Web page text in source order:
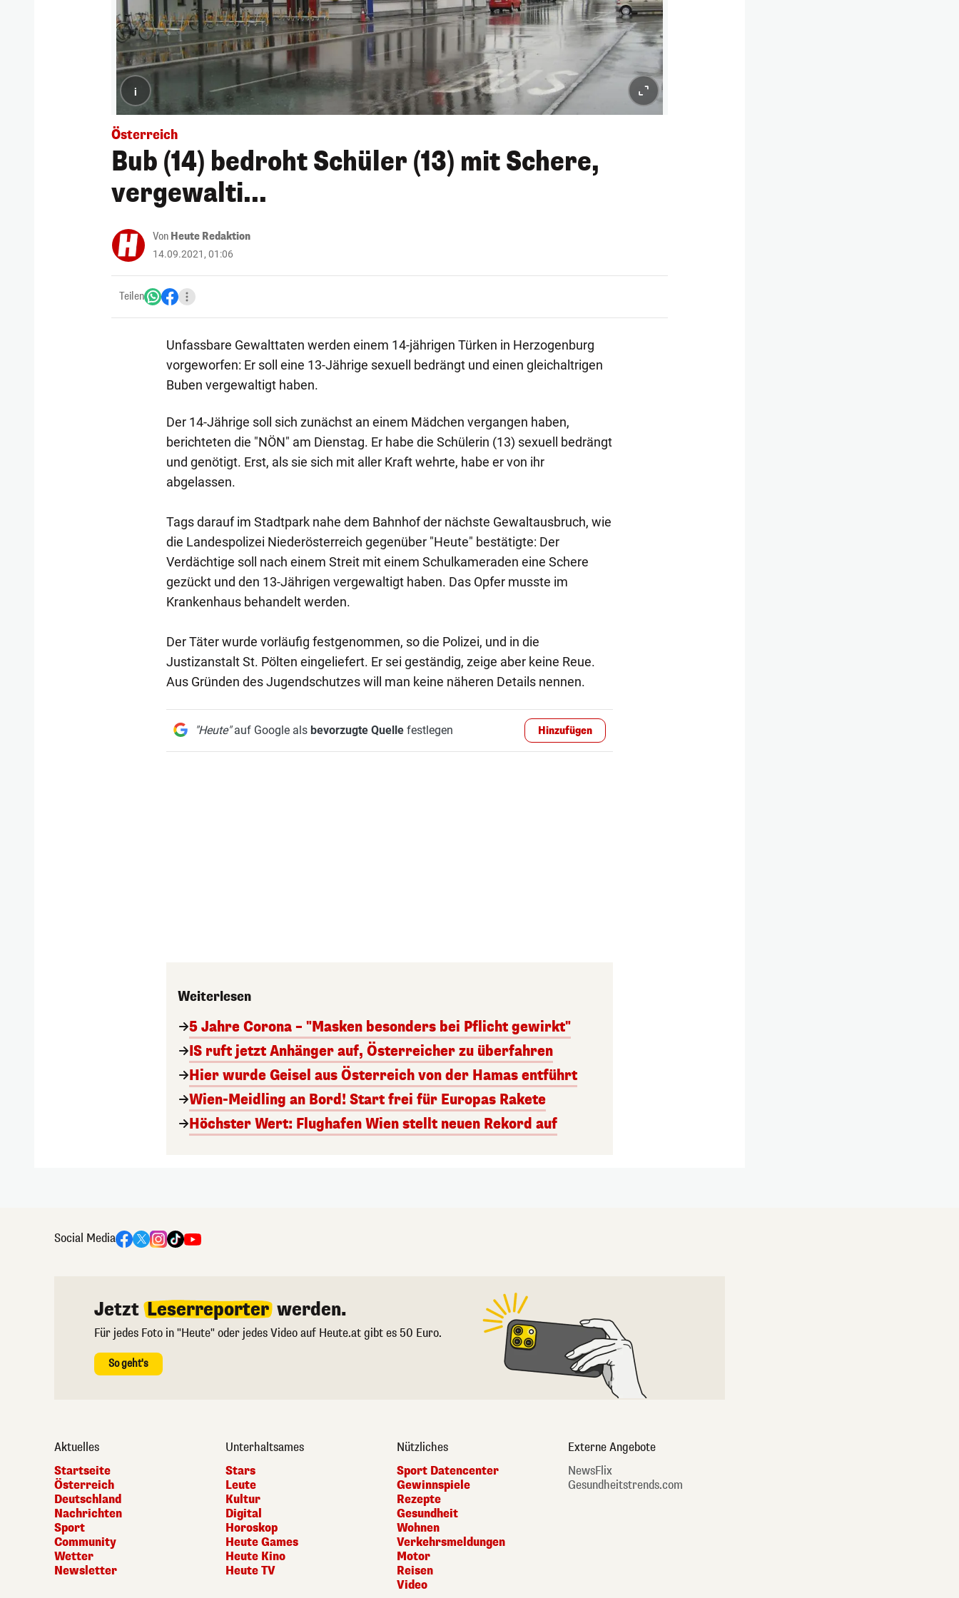
i
Österreich
Bub (14) bedroht Schüler (13) mit Schere,
vergewalti...
Von Heute Redaktion
14.09.2021, 01:06
Teilen
Unfassbare Gewalttaten werden einem 14-jährigen Türken in Herzogenburg
vorgeworfen: Er soll eine 13-Jährige sexuell bedrängt und einen gleichaltrigen
Buben vergewaltigt haben.
Der 14-Jährige soll sich zunächst an einem Mädchen vergangen haben,
berichteten die "NÖN" am Dienstag. Er habe die Schülerin (13) sexuell bedrängt
und genötigt. Erst, als sie sich mit aller Kraft wehrte, habe er von ihr
abgelassen.
Tags darauf im Stadtpark nahe dem Bahnhof der nächste Gewaltausbruch, wie
die Landespolizei Niederösterreich gegenüber "Heute" bestätigte: Der
Verdächtige soll nach einem Streit mit einem Schulkameraden eine Schere
gezückt und den 13-Jährigen vergewaltigt haben. Das Opfer musste im
Krankenhaus behandelt werden.
Der Täter wurde vorläufig festgenommen, so die Polizei, und in die
Justizanstalt St. Pölten eingeliefert. Er sei geständig, zeige aber keine Reue.
Aus Gründen des Jugendschutzes will man keine näheren Details nennen.
"Heute"auf Google als bevorzugte Quellefestlegen Hinzufügen
Weiterlesen
5 Jahre Corona – "Masken besonders bei Pflicht gewirkt"
IS ruft jetzt Anhänger auf, Österreicher zu überfahren
Hier wurde Geisel aus Österreich von der Hamas entführt
Wien-Meidling an Bord! Start frei für Europas Rakete
Höchster Wert: Flughafen Wien stellt neuen Rekord auf
Social Media
Jetzt Leserreporter werden.
Für jedes Foto in "Heute" oder jedes Video auf Heute.at gibt es 50 Euro.
So geht's
Aktuelles
Startseite
Österreich
Deutschland
Nachrichten
Sport
Community
Wetter
Newsletter
Unterhaltsames
Stars
Leute
Kultur
Digital
Horoskop
Heute Games
Heute Kino
Heute TV
Nützliches
Sport Datencenter
Gewinnspiele
Rezepte
Gesundheit
Wohnen
Verkehrsmeldungen
Motor
Reisen
Video
Externe Angebote
NewsFlix
Gesundheitstrends.com